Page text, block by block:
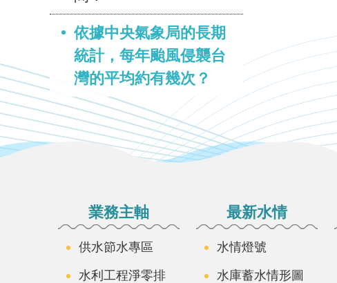
依據中央氣象局的長期
統計，每年颱風侵襲台
灣的平均約有幾次？
業務主軸
供水節水專區
水利工程淨零排
最新水情
水情燈號
水庫蓄水情形圖